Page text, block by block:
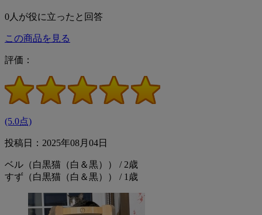
0人が役に立ったと回答
この商品を見る
評価：
(5.0点)
投稿日：2025年08月04日
ベル（白黒猫（白＆黒）） / 2歳
すず（白黒猫（白＆黒）） / 1歳